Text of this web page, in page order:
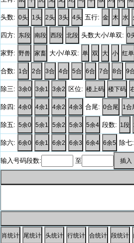
头数: 五行:
四方: 头数大小/单双:
家野: 大小/单双:
合数:
除三: 区位:
除四: 合尾:
除五: 段数:
除六: 除七:
输入号码段数: 至